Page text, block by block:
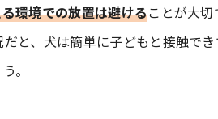
環境での放置は避けることが大切
と、犬は簡単に子どもと接触で
。